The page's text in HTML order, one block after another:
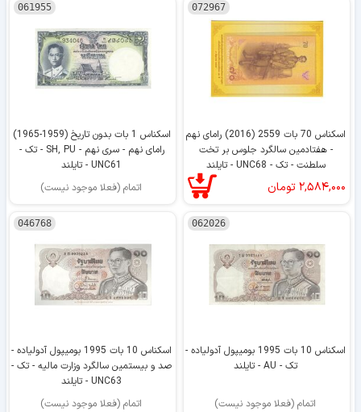
072967
اسکناس 70 بات 2559 (2016) رامای نهم
- هفتادمین سالگرد جلوس بر تخت
سلطنت - تک - UNC68 - تایلند
۲,۵۸۴,۰۰۰تومان
061955
اسکناس 1 بات بدون تاریخ (1959-1965)
رامای نهم - سری نهم - SH, PU - تک -
UNC61 - تایلند
اتمام (فعلا موجود نیست)
062026
اسکناس 10 بات 1995 بومیپول آدولیاده -
تک - AU - تایلند
اتمام (فعلا موجود نیست)
046768
اسکناس 10 بات 1995 بومیپول آدولیاده -
صد و بیستمین سالگرد وزارت مالیه - تک -
UNC63 - تایلند
اتمام (فعلا موجود نیست)